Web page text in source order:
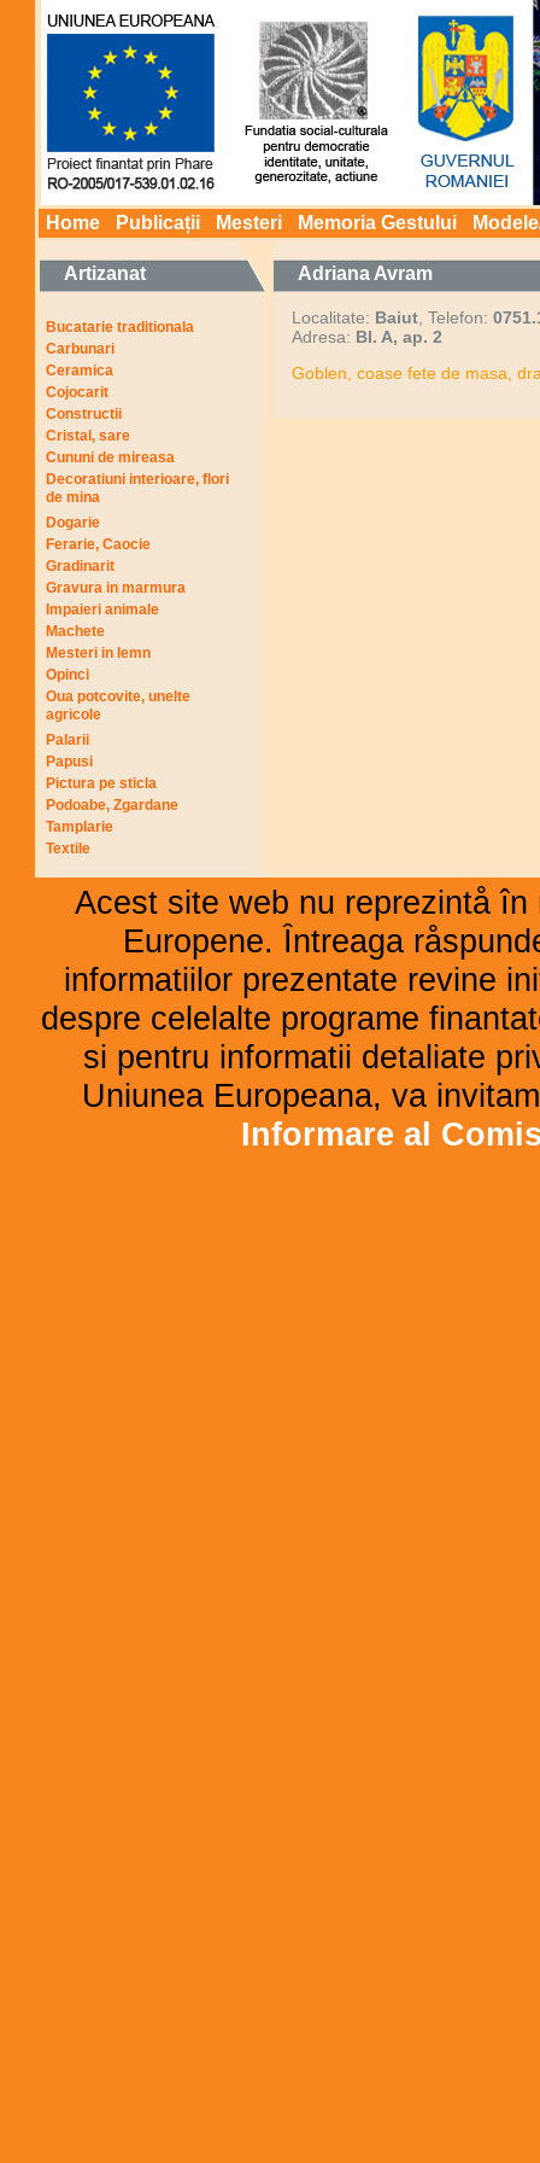
Home Publicații Mesteri Memoria Gestului
Artizanat
Bucatarie traditionala
Carbunari
Ceramica
Cojocarit
Constructii
Cristal, sare
Cununi de mireasa
Decoratiuni interioare, flori
de mina
Dogarie
Ferarie, Caocie
Gradinarit
Gravura in marmura
Impaieri animale
Machete
Mesteri in lemn
Opinci
Oua potcovite, unelte
agricole
Palarii
Papusi
Pictura pe sticla
Podoabe, Zgardane
Tamplarie
Textile
Adriana Avram
Localitate: Baiut, Telefon:
Adresa: Bl. A, ap. 2
Goblen, coase fete de masa,
Acest site web nu reprezintå
Europene. Întreaga
informatiilor prezentate revine
despre celelalte programe
si pentru informatii detaliate
Uniunea Europeana, va
Informare al